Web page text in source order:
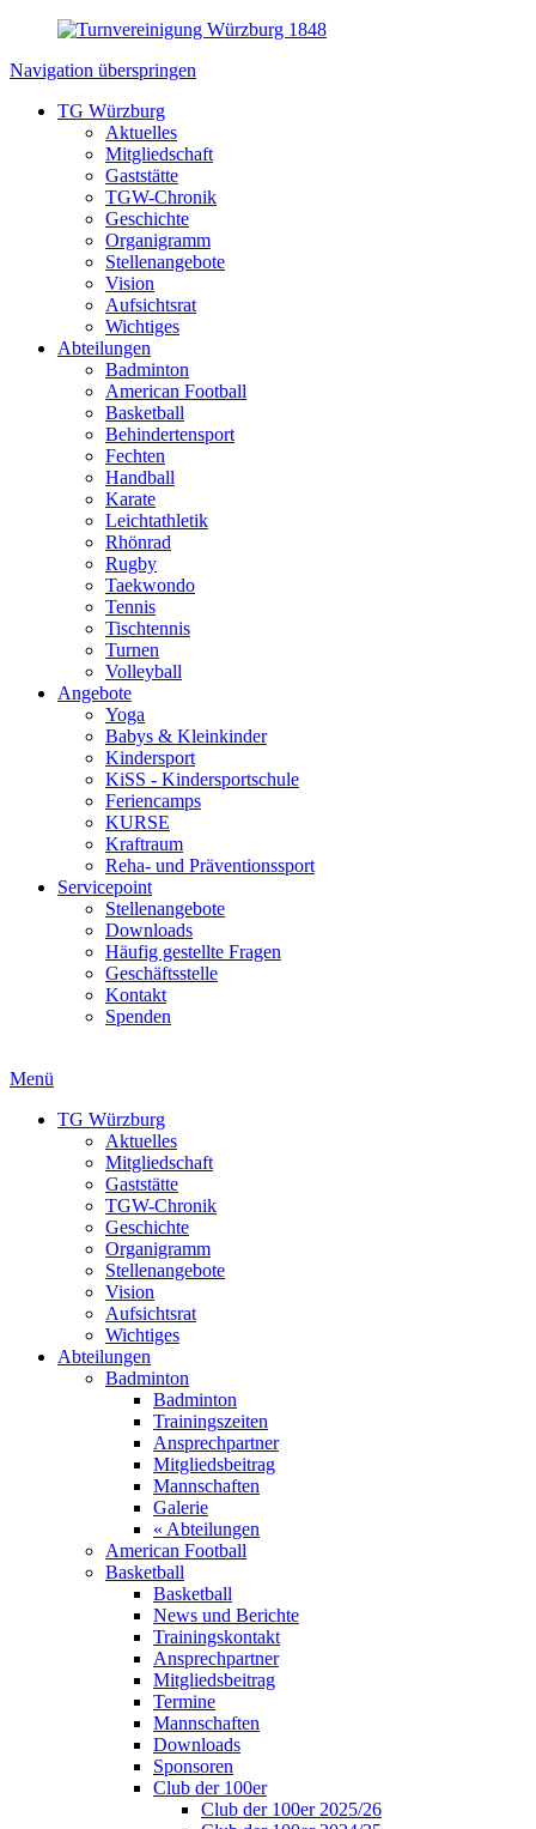
Navigation überspringen
TG Würzburg
Aktuelles
Mitgliedschaft
Gaststätte
TGW-Chronik
Geschichte
Organigramm
Stellenangebote
Vision
Aufsichtsrat
Wichtiges
Abteilungen
Badminton
American Football
Basketball
Behindertensport
Fechten
Handball
Karate
Leichtathletik
Rhönrad
Rugby
Taekwondo
Tennis
Tischtennis
Turnen
Volleyball
Angebote
Yoga
Babys & Kleinkinder
Kindersport
KiSS - Kindersportschule
Feriencamps
KURSE
Kraftraum
Reha- und Präventionssport
Servicepoint
Stellenangebote
Downloads
Häufig gestellte Fragen
Geschäftsstelle
Kontakt
Spenden
Menü
TG Würzburg
Aktuelles
Mitgliedschaft
Gaststätte
TGW-Chronik
Geschichte
Organigramm
Stellenangebote
Vision
Aufsichtsrat
Wichtiges
Abteilungen
Badminton
Badminton
Trainingszeiten
Ansprechpartner
Mitgliedsbeitrag
Mannschaften
Galerie
« Abteilungen
American Football
Basketball
Basketball
News und Berichte
Trainingskontakt
Ansprechpartner
Mitgliedsbeitrag
Termine
Mannschaften
Downloads
Sponsoren
Club der 100er
Club der 100er 2025/26